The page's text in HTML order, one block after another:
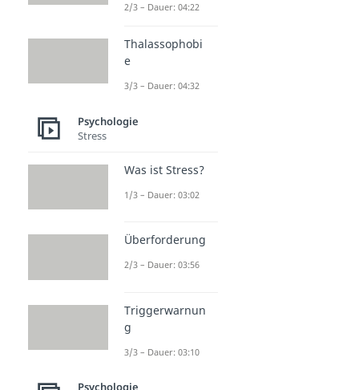
2/3 – Dauer: 04:22
Thalassophobi
e
3/3 – Dauer: 04:32
Psychologie
Stress
Was ist Stress?
1/3 – Dauer: 03:02
Überforderung
2/3 – Dauer: 03:56
Triggerwarnun
g
3/3 – Dauer: 03:10
Psychologie